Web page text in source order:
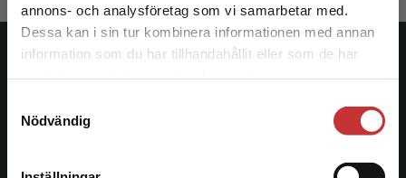
annons- och analysföretag som vi samarbetar med.
Dessa kan i sin tur kombinera informationen med annan
information som du har tillhandahållit eller som de har
Nödvändig
Det verkar som att du besöker
studentlitteratur.se via en enhet utanför Sverige.
Vi erbjuder inte leveranser utanför Sverige. För
att kunna slutföra ett köp måste
Studentlitteratur grundades 1963 och är idag Sveriges
ledande utbildningsförlag. Med läromedel, kurslitteratur,
informationstjänster i utbudet, finns Studentlitteratur med